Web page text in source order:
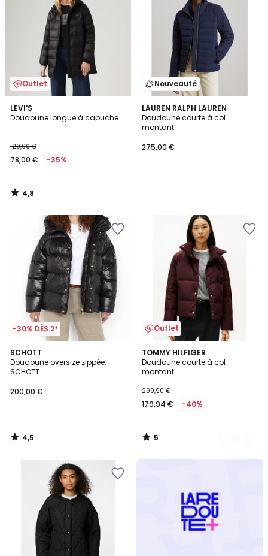
Outlet
LEVI'S
Doudoune longue à capuche
120,00 €
78,00 € -35%
4,8
/ 5
4,8
/
Nouveauté
LAUREN RALPH LAUREN
Doudoune courte à col
montant
275,00 €
-30% DÈS 2*
SCHOTT
Doudoune oversize zippée,
SCHOTT
200,00 €
4,5
/ 5
4,5
/
Outlet
TOMMY HILFIGER
Doudoune courte à col
montant
299,90 €
179,94 € -40%
5
/
5
2
Couleurs
5
/